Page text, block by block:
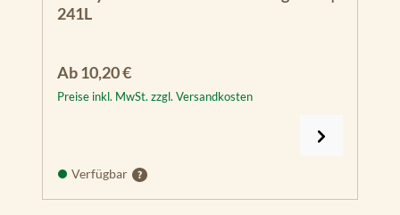
241L
Regulärer Preis:
Ab10,20 €
Preise inkl. MwSt. zzgl. Versandkosten
Verfügbar